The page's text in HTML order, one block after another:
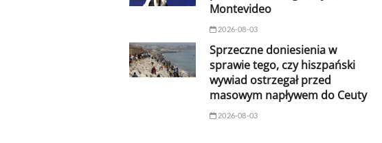
Montevideo
2026-08-03
Sprzeczne doniesienia w
sprawie tego, czy hiszpański
wywiad ostrzegał przed
masowym napływem do Ceuty
2026-08-03